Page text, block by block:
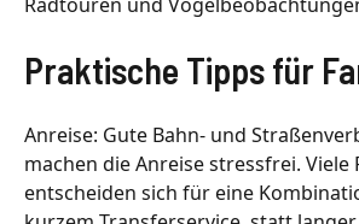
Praktische Tipps für
Anreise: Gute Bahn- und
machen die Anreise stressfrei. Viele
entscheiden sich für eine